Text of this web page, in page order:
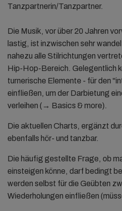
Tanzpartnerin/Tanzpartner.
Die Musik, vor über 20 Jahren
lastig, ist inzwischen sehr
nahezu alle Stilrichtungen
Hip-Hop-Bereich. Gelegentlich
turnerische Elemente - für den
einfließen, um der Darbietung
verleihen (→ Basics & more).
Die aktuellen Charts, ergänzt
ebenfalls hör- und tanzbar.
Die häufig gestellte Frage, ob
einsteigen könne, darf bedingt
werden selbst für die Geübten
Wiederholungen einfließen